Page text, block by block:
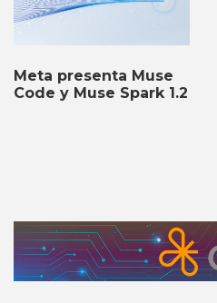
Meta presenta Muse
Code y Muse Spark 1.2